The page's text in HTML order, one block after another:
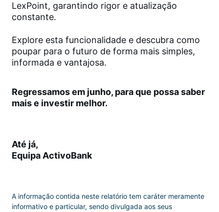
LexPoint, garantindo rigor e atualização
constante.
Explore esta funcionalidade e descubra como
poupar para o futuro de forma mais simples,
informada e vantajosa.
Regressamos em junho, para que possa saber
mais e investir melhor.
Até já,
Equipa ActivoBank
A informação contida neste relatório tem caráter meramente
informativo e particular, sendo divulgada aos seus